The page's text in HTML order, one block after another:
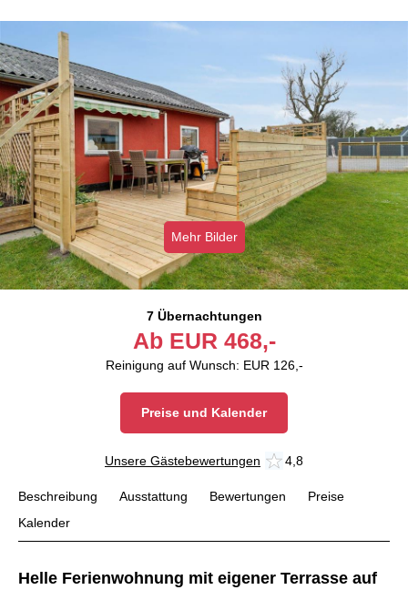
Mehr Bilder
7 Übernachtungen
Ab EUR 468,-
Reinigung auf Wunsch: EUR 126,-
Preise und Kalender
Unsere Gästebewertungen 4,8
Beschreibung Ausstattung Bewertungen
Preise
Kalender
Helle Ferienwohnung mit eigener Terrasse auf